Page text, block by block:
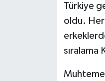
Türkiye
oldu.
sıralama